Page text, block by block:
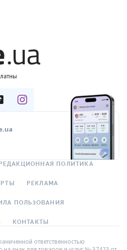
РЕДАКЦИОННАЯ ПОЛИТИКА
РЕКЛАМА
ПОЛЬЗОВАНИЯ
КОНТАКТЫ
ответственностью